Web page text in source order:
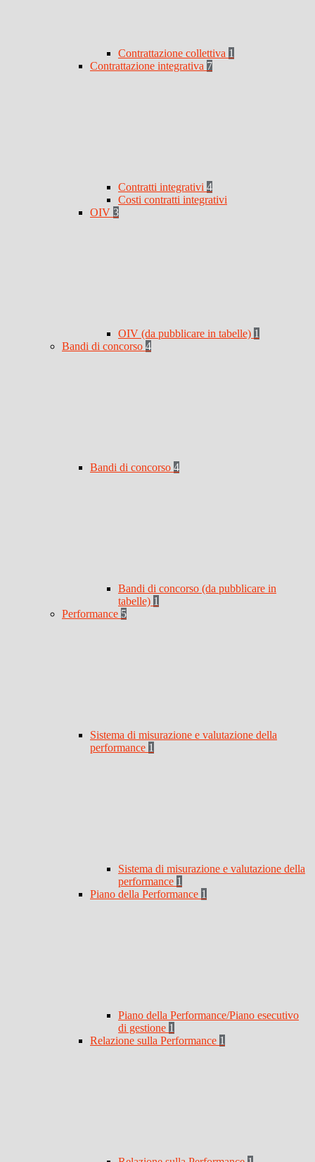
Contrattazione collettiva 1
Contrattazione integrativa 7
Contratti integrativi 4
Costi contratti integrativi
OIV 3
OIV (da pubblicare in tabelle) 1
Bandi di concorso 4
Bandi di concorso 4
Bandi di concorso (da pubblicare in
tabelle) 1
Performance 5
Sistema di misurazione e valutazione della
performance 1
Sistema di misurazione e valutazione della
performance 1
Piano della Performance 1
Piano della Performance/Piano esecutivo
di gestione 1
Relazione sulla Performance 1